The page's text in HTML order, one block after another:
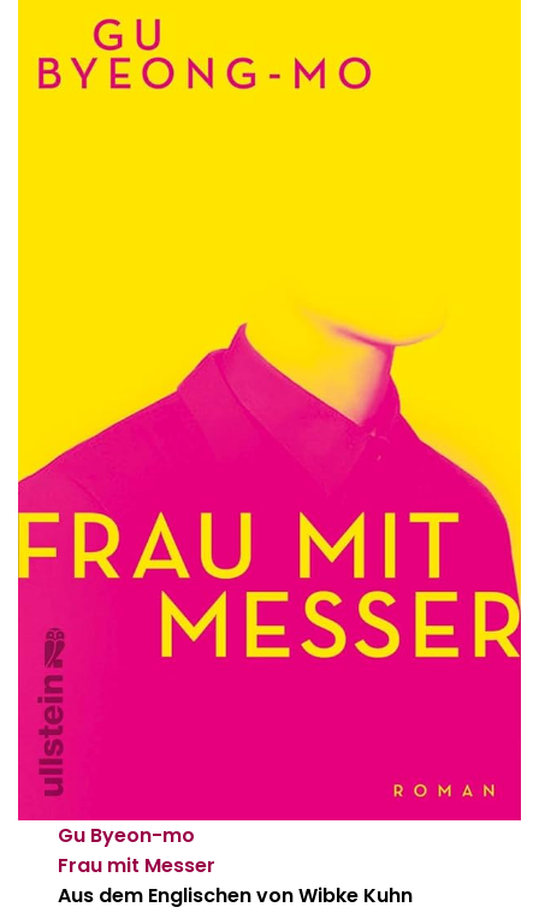
Gu Byeon-mo
Frau mit Messer
Aus dem Englischen von Wibke Kuhn